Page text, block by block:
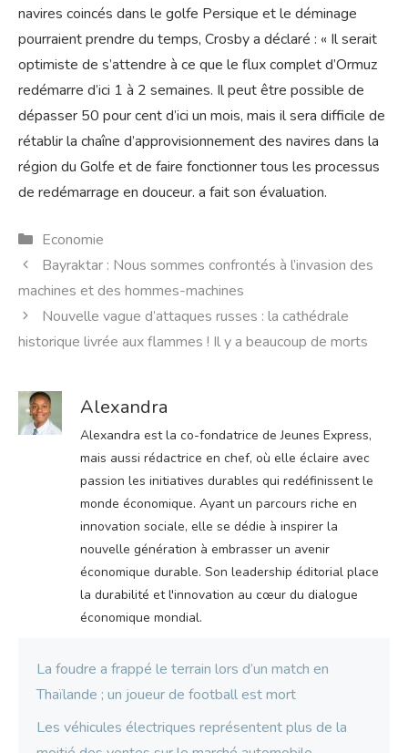
navires coincés dans le golfe Persique et le déminage
pourraient prendre du temps, Crosby a déclaré : « Il serait
optimiste de s’attendre à ce que le flux complet d’Ormuz
redémarre d’ici 1 à 2 semaines. Il peut être possible de
dépasser 50 pour cent d’ici un mois, mais il sera difficile de
rétablir la chaîne d’approvisionnement des navires dans la
région du Golfe et de faire fonctionner tous les processus
de redémarrage en douceur. a fait son évaluation.
Catégories
Economie
Bayraktar : Nous sommes confrontés à l’invasion des
machines et des hommes-machines
Nouvelle vague d’attaques russes : la cathédrale
historique livrée aux flammes ! Il y a beaucoup de morts
Alexandra
Alexandra est la co-fondatrice de Jeunes Express,
mais aussi rédactrice en chef, où elle éclaire avec
passion les initiatives durables qui redéfinissent le
monde économique. Ayant un parcours riche en
innovation sociale, elle se dédie à inspirer la
nouvelle génération à embrasser un avenir
économique durable. Son leadership éditorial place
la durabilité et l'innovation au cœur du dialogue
économique mondial.
La foudre a frappé le terrain lors d’un match en
Thaïlande ; un joueur de football est mort
Les véhicules électriques représentent plus de la